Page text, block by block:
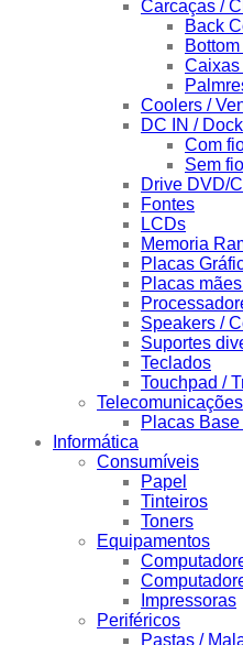
Carcaças /
Back
Caixas
Coolers /
DC IN /
Com
Sem fio
Drive DVD/
Fontes
LCDs
Memoria
Placas
Placas
Speakers /
Suportes
Teclados
Touchpad /
Telecomunicações
Placas
Informática
Consumíveis
Papel
Tinteiros
Toners
Equipamentos
Impressoras
Periféricos
Pastas /